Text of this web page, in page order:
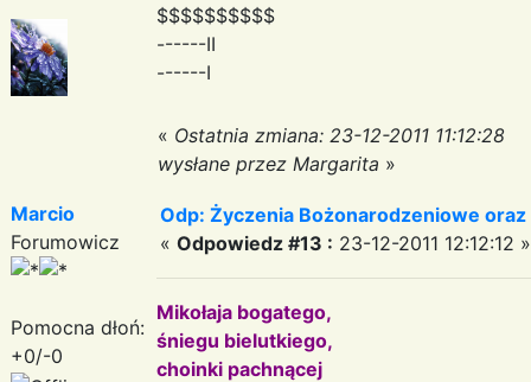
$$$$$$$$$$
------II
------I
« Ostatnia zmiana: 23-12-2011 11:12:28
wysłane przez Margarita »
Marcio
Forumowicz
Pomocna dłoń:
+0/-0
Odp: Życzenia Bożonarodzeniowe
« Odpowiedz #13 : 23-12-2011 12:12:12 »
Mikołaja bogatego,
śniegu bielutkiego,
choinki pachnącej